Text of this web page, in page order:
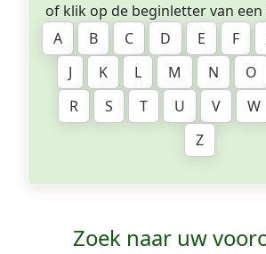
of klik op de beginletter van
A
B C D E F
J
K L M N O
R
S T U V W
Z
Zoek naar uw